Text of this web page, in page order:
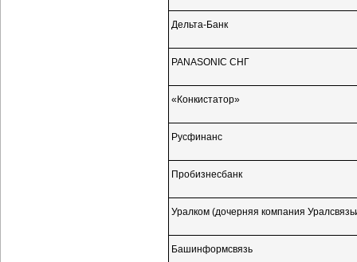
Дельта-Банк
PANASONIC СНГ
«Конкистатор»
Русфинанс
Пробизнесбанк
Уралком (дочерняя компания
Башинформсвязь